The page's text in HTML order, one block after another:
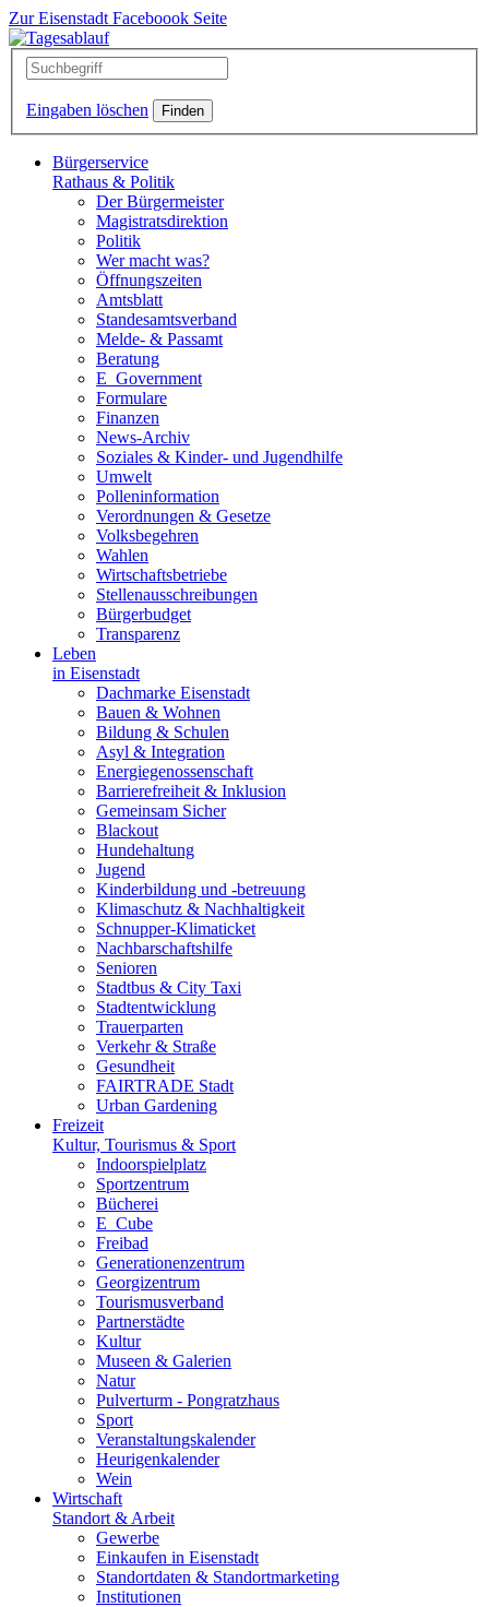
Zur Eisenstadt Faceboook Seite
Eingaben löschen
Bürgerservice
Rathaus & Politik
Der Bürgermeister
Magistratsdirektion
Politik
Wer macht was?
Öffnungszeiten
Amtsblatt
Standesamtsverband
Melde- & Passamt
Beratung
E_Government
Formulare
Finanzen
News-Archiv
Soziales & Kinder- und Jugendhilfe
Umwelt
Polleninformation
Verordnungen & Gesetze
Volksbegehren
Wahlen
Wirtschaftsbetriebe
Stellenausschreibungen
Bürgerbudget
Transparenz
Leben
in Eisenstadt
Dachmarke Eisenstadt
Bauen & Wohnen
Bildung & Schulen
Asyl & Integration
Energiegenossenschaft
Barrierefreiheit & Inklusion
Gemeinsam Sicher
Blackout
Hundehaltung
Jugend
Kinderbildung und -betreuung
Klimaschutz & Nachhaltigkeit
Schnupper-Klimaticket
Nachbarschaftshilfe
Senioren
Stadtbus & City Taxi
Stadtentwicklung
Trauerparten
Verkehr & Straße
Gesundheit
FAIRTRADE Stadt
Urban Gardening
Freizeit
Kultur, Tourismus & Sport
Indoorspielplatz
Sportzentrum
Bücherei
E_Cube
Freibad
Generationenzentrum
Georgizentrum
Tourismusverband
Partnerstädte
Kultur
Museen & Galerien
Natur
Pulverturm - Pongratzhaus
Sport
Veranstaltungskalender
Heurigenkalender
Wein
Wirtschaft
Standort & Arbeit
Gewerbe
Einkaufen in Eisenstadt
Standortdaten & Standortmarketing
Institutionen